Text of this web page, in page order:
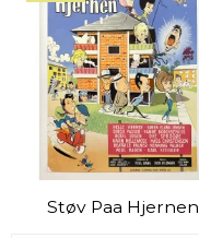
Støv Paa Hjernen